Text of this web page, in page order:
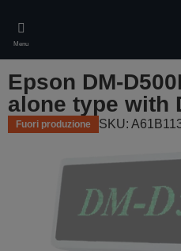
main
content
Menu
Epson DM-
alone type with
Fuori produzione SKU: